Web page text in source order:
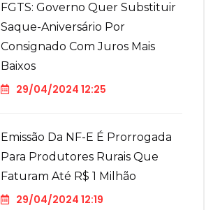
FGTS: Governo Quer Substituir
Saque-Aniversário Por
Consignado Com Juros Mais
Baixos
29/04/2024 12:25
Emissão Da NF-E É Prorrogada
Para Produtores Rurais Que
Faturam Até R$ 1 Milhão
29/04/2024 12:19